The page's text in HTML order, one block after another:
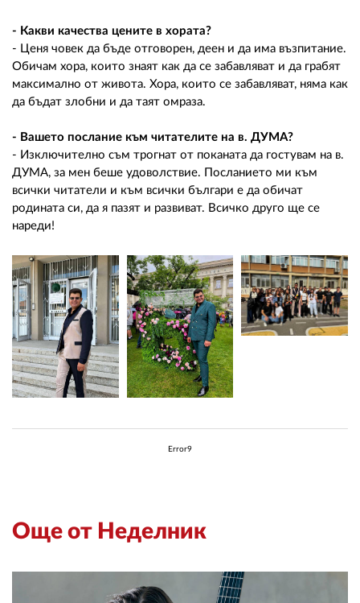
- Какви качества цените в хората?
- Ценя човек да бъде отговорен, деен и да има възпитание.
Обичам хора, които знаят как да се забавляват и да грабят
максимално от живота. Хора, които се забавляват, няма как
да бъдат злобни и да таят омраза.
- Вашето послание към читателите на в. ДУМА?
- Изключително съм трогнат от поканата да гостувам на в.
ДУМА, за мен беше удоволствие. Посланието ми към
всички читатели и към всички българи е да обичат
родината си, да я пазят и развиват. Всичко друго ще се
нареди!
Error9
Още от Неделник